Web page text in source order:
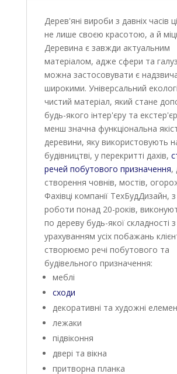
Дерев'яні вироби з давніх часів
не лише своєю красотою, а й
Деревина є завжди актуальним
матеріалом, адже сфери та
можна застосовувати є
широкими. Універсальний
чистий матеріал, який стане
будь-якого інтер'єру та
менш значна функціональна
деревини, яку використовують
будівництві, у перекритті дахів,
речей побутового призначення,
створення човнів, мостів,
Фахівці компанії ТехБудДизайн,
роботи понад 20-років,
по дереву будь-якої складності з
урахуванням усіх побажань
створюємо речі побутового та
будівельного призначення:
меблі
сходи
декоративні та художні
лежаки
підвіконня
двері та вікна
притворна планка